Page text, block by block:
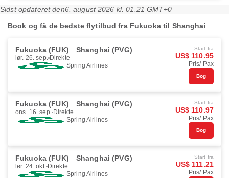
Sidst opdateret den6. august 2026 kl. 01.21 GMT+0
Book og få de bedste flytilbud fra Fukuoka til Shanghai
Fukuoka (FUK) Shanghai (PVG)
lør. 26. sep. Direkte
Spring Airlines
Start fra
US$ 110.95
Pris/ Pax
Bog
Fukuoka (FUK) Shanghai (PVG)
ons. 16. sep. Direkte
Spring Airlines
Start fra
US$ 110.97
Pris/ Pax
Bog
Fukuoka (FUK) Shanghai (PVG)
lør. 24. okt. Direkte
Spring Airlines
Start fra
US$ 111.21
Pris/ Pax